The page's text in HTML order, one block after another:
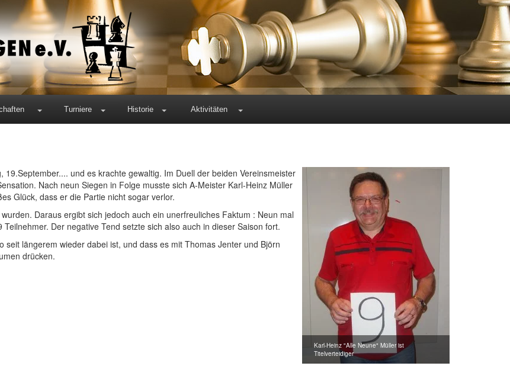
Turniere Historie Aktivitäten
Karl-Heinz "Alle Neune" Müller ist
Titelverteidiger
und es krachte gewaltig. Im Duell der beiden Vereinsmeister
Nach neun Siegen in Folge musste sich A-Meister Karl-Heinz Müller
Glück, dass er die Partie nicht sogar verlor.
Daraus ergibt sich jedoch auch ein unerfreuliches Faktum : Neun mal
Der negative Tend setzte sich also auch in dieser Saison fort.
längerem wieder dabei ist, und dass es mit Thomas Jenter und Björn
drücken.